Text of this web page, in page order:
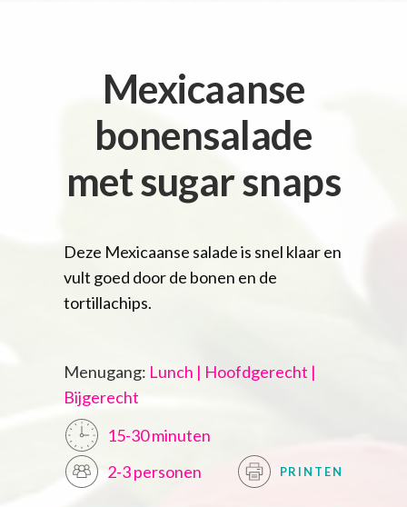
Mexicaanse
bonensalade
met sugar snaps
Deze Mexicaanse salade is snel klaar en
vult goed door de bonen en de
tortillachips.
Menugang: Lunch | Hoofdgerecht |
Bijgerecht
15-30 minuten
2-3 personen
PRINTEN